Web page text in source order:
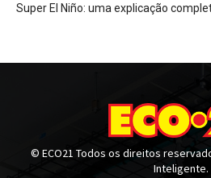
Super El Niño: uma explicação
© ECO21 Todos os direitos
Inteligente.